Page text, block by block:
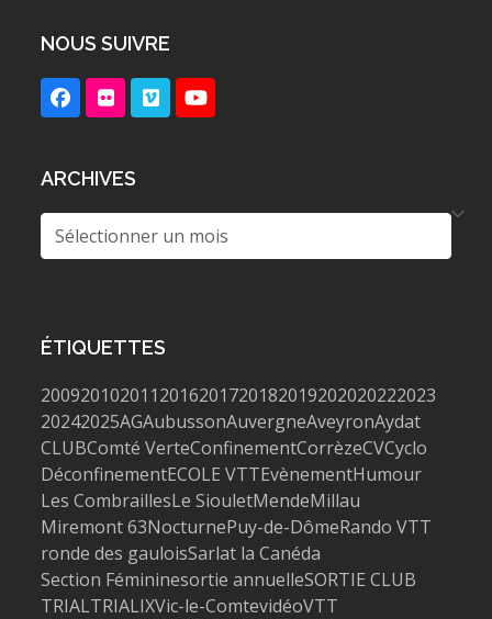
NOUS SUIVRE
Facebook
FlickrVimeoYouTube
ARCHIVES
Archives
ÉTIQUETTES
2009201020112016201720182019202020222023
20242025AGAubussonAuvergneAveyronAydat
CLUBComté VerteConfinementCorrèzeCVCyclo
DéconfinementECOLE VTTEvènementHumour
Les CombraillesLe SiouletMendeMillau
Miremont 63NocturnePuy-de-DômeRando VTT
ronde des gauloisSarlat la Canéda
Section Fémininesortie annuelleSORTIE CLUB
TRIALTRIALIXVic-le-ComtevidéoVTT